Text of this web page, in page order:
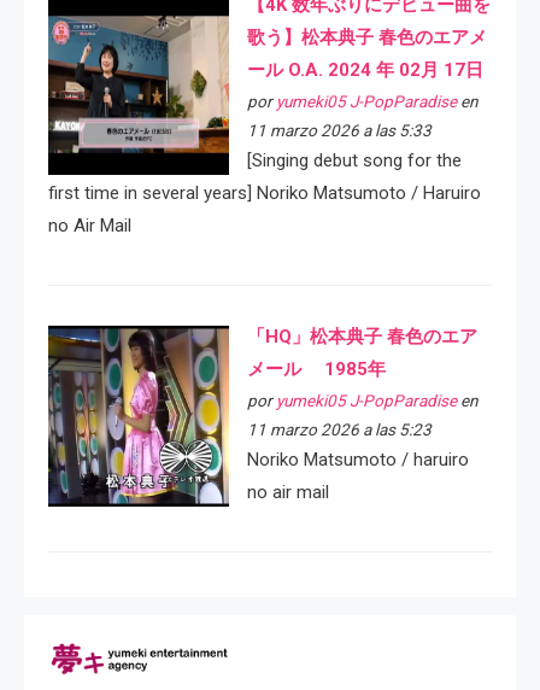
【4K 数年ぶりにデビュー曲を
歌う】松本典子 春色のエアメ
ール O.A. 2024 年 02月 17日
por yumeki05 J-PopParadiseen
11 marzo 2026 a las 5:33
[Singing debut song for the
first time in several years] Noriko Matsumoto / Haruiro
no Air Mail
「HQ」松本典子 春色のエア
メール 1985年
por yumeki05 J-PopParadiseen
11 marzo 2026 a las 5:23
Noriko Matsumoto / haruiro
no air mail